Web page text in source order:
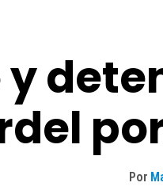
Por